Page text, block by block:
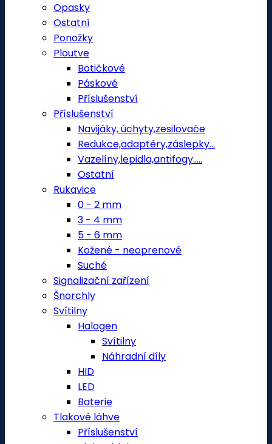
Opasky
Ostatní
Ponožky
Ploutve
Botičkové
Páskové
Příslušenství
Příslušenství
Navijáky, úchyty,zesilovače
Redukce,adaptéry,záslepky...
Vazelíny,lepidla,antifogy.....
Ostatní
Rukavice
0 - 2 mm
3 - 4 mm
5 - 6 mm
Kožené - neoprenové
Suché
Signalizační zařízení
Šnorchly
Svítilny
Halogen
Svítilny
Náhradní díly
HID
LED
Baterie
Tlakové láhve
Příslušenství